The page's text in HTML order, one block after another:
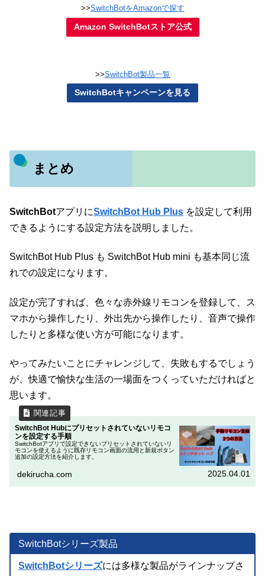
>>SwitchBotをAmazonで探す
Amazon SwitchBotストア公式
>>SwitchBot製品一覧
SwitchBotキャンペーンを見る
まとめ
SwitchBotアプリにSwitchBot Hub Plus を設定して利用
できるようにする設定方法を説明しました。
SwitchBot Hub Plus も SwitchBot Hub mini も基本同じ流
れでの設定になります。
設定が完了すれば、色々な赤外線リモコンを登録して、ス
マホから操作したり、外出先から操作したり、音声で操作
したりと多様な使い方が可能になります。
やってみたいことにチャレンジして、失敗もするでしょう
が、快適で愉快な生活の一場面をつくっていただければと
思います。
SwitchBot Hubにプリセットされていないリモコ
ンを設定する手順
SwitchBotアプリで設定できないプリセットされていないリ
モコンを使えるように既存リモコン画面の流用と新規ボタン
追加の設定方法を紹介します。
dekirucha.com 2025.04.01
SwitchBotシリーズ製品
SwitchBotシリーズには多様な製品がラインナップさ